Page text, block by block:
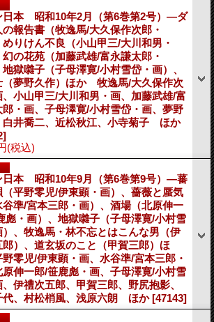
日本 昭和10年2月（第6巻第2号）―ダ
の報告書（牧逸馬/大久保作次郎・
りけん不良（小山甲三/大川和男・
の花苑（加藤武雄/富永謙太郎・
獄囃子（子母澤寛/小村雪岱・画）、
（夢野久作）ほか 牧逸馬/大久保作次
、小山甲三/大川和男・画、加藤武雄/富
郎・画、子母澤寛/小村雪岱・画、夢野
白井喬二、近松秋江、小寺菊子 ほか
(税込)
日本 昭和10年9月（第6巻第9号）―蕃
（平野零児/伊東顕・画）、薔薇と蜃気
谷準/宮本三郎・画）、酒場（北原伸一
彪・画）、地獄囃子（子母澤寛/小村雪
）、牧逸馬・林不忘とはこんな男（伊
郎）、道玄坂のこと（甲賀三郎）ほ
零児/伊東顕・画、水谷準/宮本三郎・
原伸一郎/笹鹿彪・画、子母澤寛/小村雪
伊禮次五郎、甲賀三郎、野尻抱影、
代、村松梢風、浅原六朗 ほか[47143]